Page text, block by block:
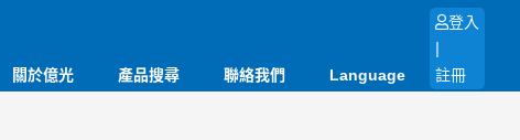
關於億光 產品搜尋 聯絡我們 Language
登入
|
註冊